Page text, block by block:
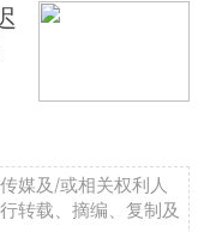
媒及/或相关权利人
转载、摘编、复制及